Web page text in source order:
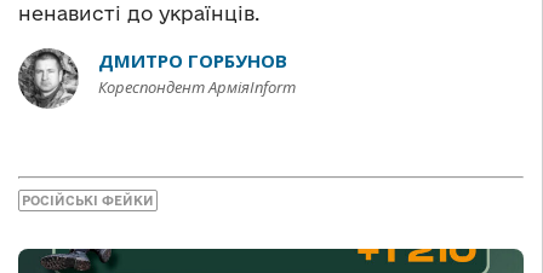
ненависті до українців.
ДМИТРО ГОРБУНОВ
Кореспондент АрміяInform
РОСІЙСЬКІ ФЕЙКИ